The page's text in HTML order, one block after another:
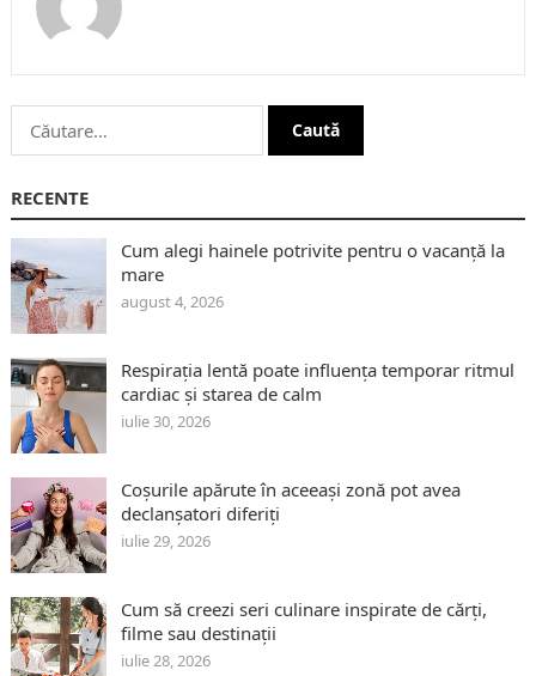
Caută
după:
RECENTE
Cum alegi hainele potrivite pentru o vacanță la
mare
august 4, 2026
Respirația lentă poate influența temporar ritmul
cardiac și starea de calm
iulie 30, 2026
Coșurile apărute în aceeași zonă pot avea
declanșatori diferiți
iulie 29, 2026
Cum să creezi seri culinare inspirate de cărți,
filme sau destinații
iulie 28, 2026